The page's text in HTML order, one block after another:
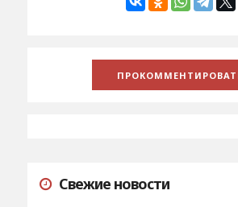
Свежие новости